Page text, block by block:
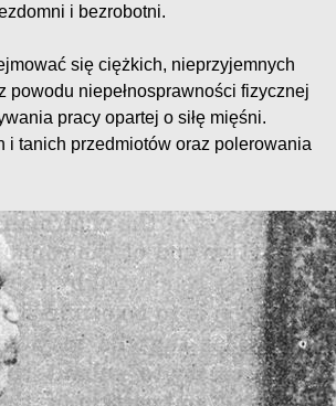
i bezrobotni.
się ciężkich, nieprzyjemnych
niepełnosprawności fizycznej
pracy opartej o siłę mięśni.
i tanich przedmiotów oraz polerowania